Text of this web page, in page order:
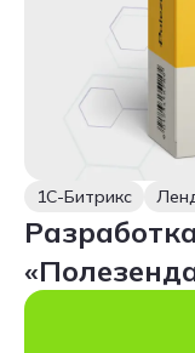
1С-Битрикс